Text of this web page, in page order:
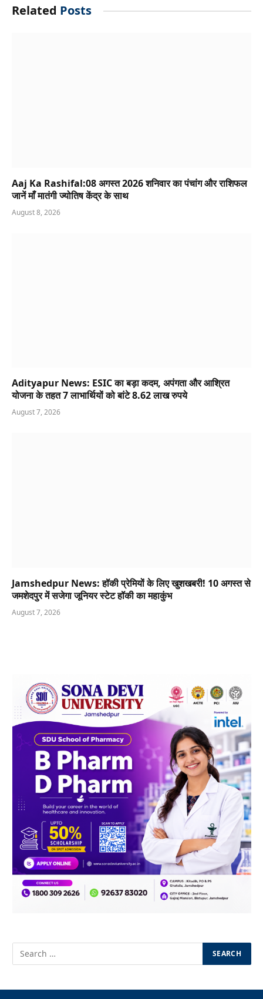
Related Posts
Aaj Ka Rashifal:08 अगस्त 2026 शनिवार का पंचांग और राशिफल
जानें माँ मातंगी ज्योतिष केंद्र के साथ
August 8, 2026
Adityapur News: ESIC का बड़ा कदम, अपंगता और आश्रित
योजना के तहत 7 लाभार्थियों को बांटे 8.62 लाख रुपये
August 7, 2026
Jamshedpur News: हॉकी प्रेमियों के लिए खुशखबरी! 10 अगस्त से
जमशेदपुर में सजेगा जूनियर स्टेट हॉकी का महाकुंभ
August 7, 2026